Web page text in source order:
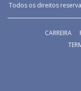
Todos os direitos
CARREIRA